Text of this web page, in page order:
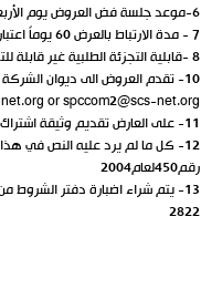
6-موعد جلسة فض العروض يوم الأربعاء الواقع في 18 / 3 /2020 الساعة / 11 / صباحا في مبنى الشركة السورية للنفط بدمر الطابق /12/
7 - مدة الارتباط بالعرض 60 يوماً اعتباراً من اليوم الذي يلي موعد الإغلاق
8 -قابلية التجزئة الطلبية غير قابلة للتجزئة 9- طريقة الدفع وفق ما هو وارد بدفتر الشروط المالي والقانوني
10- تقدم العروض الى ديوان الشركة الكائن في دمشق – مشروع دمر –ساحة التوسع – جزيرة 19 – بناء 32 ص ب 2849 -هاتف 3137935- 3137913 -فاكس -3137977-3137979
or spccom2@scs-net.org
11- على العارض تقديم وثيقة اشتراك بنشرة الاعلانات الرسمية مصدقة اصولا
رقم450لعام2004
13- يتم شراء اضبارة دفتر الشروط من مبنى الإدارة لقاء مبلغ /5000/ ل س فقط : خمسة آلاف ليرة سورية نقدا لدى أمين الصندوق في الإدارة
2822